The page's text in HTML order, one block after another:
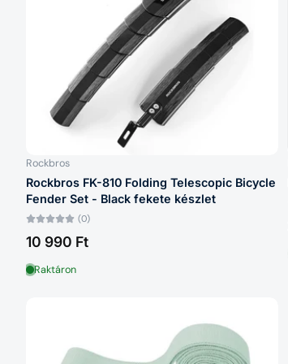
Rockbros
Rockbros FK-810 Folding Telescopic Bicycle
Fender Set - Black fekete készlet
(0)
10 990 Ft
Raktáron